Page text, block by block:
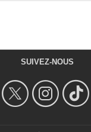
SUIVEZ-NOUS